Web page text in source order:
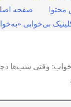
صفحه
بی‌خوابی
خواب: وقتی شب‌ها